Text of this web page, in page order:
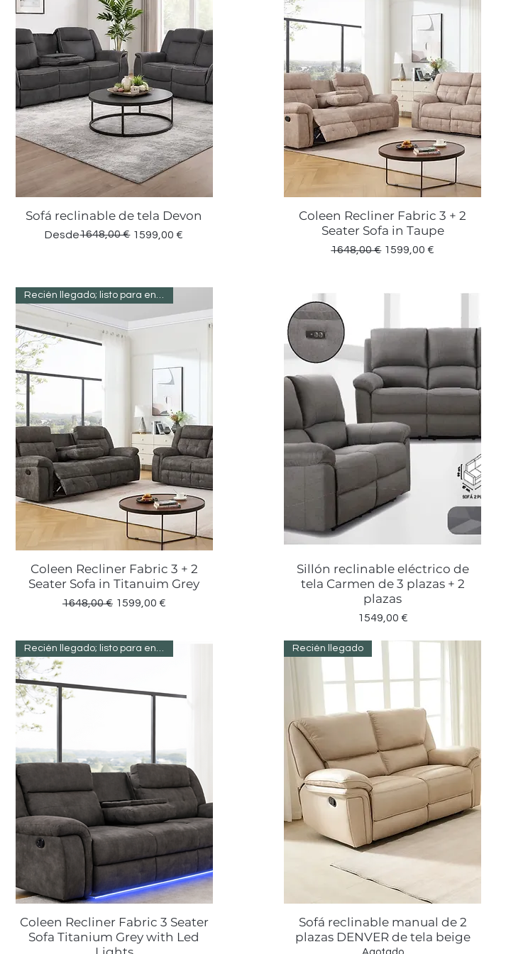
Vista rápida
Sofá reclinable de tela Devon
Desde
Precio1648,00 € 1599,00 €
Precio de oferta
Vista rápida
Coleen Recliner Fabric 3 + 2
Seater Sofa in Taupe
Precio
1648,00 € Precio de oferta
1599,00 €
Vista rápida
Recién llegado; listo para entregar
Coleen Recliner Fabric 3 + 2
Seater Sofa in Titanuim Grey
Precio
1648,00 € Precio de oferta
1599,00 €
Vista rápida
Sillón reclinable eléctrico de
tela Carmen de 3 plazas + 2
plazas
Precio
1549,00 €
Vista rápida
Recién llegado; listo para entregar
Coleen Recliner Fabric 3 Seater
Sofa Titanium Grey with Led
Vista rápida
Recién llegado
Sofá reclinable manual de 2
plazas DENVER de tela beige